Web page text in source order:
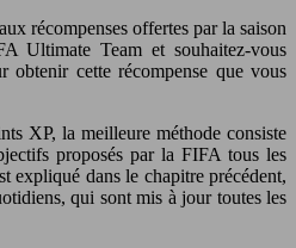
récompenses offertes par la saison
Ultimate Team et souhaitez-vous
obtenir cette récompense que vous
XP, la meilleure méthode consiste
proposés par la FIFA tous les
expliqué dans le chapitre précédent,
qui sont mis à jour toutes les